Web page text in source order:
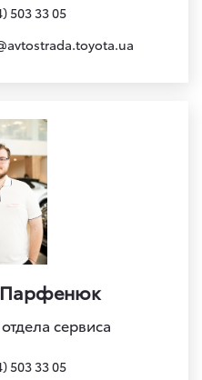
503 33 05
Парфенюк
сервиса
503 33 05